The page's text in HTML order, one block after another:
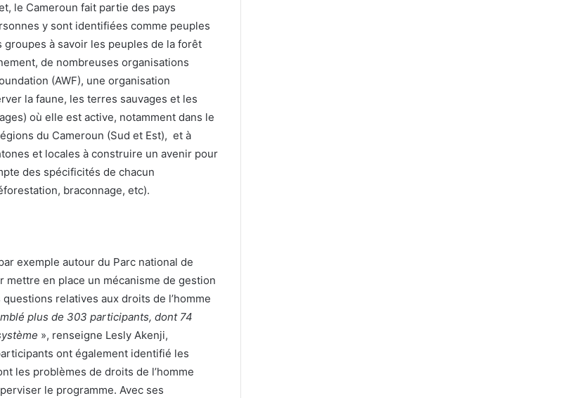
le Cameroun fait partie des pays
y sont identifiées comme peuples
à savoir les peuples de la forêt
de nombreuses organisations
(AWF), une organisation
la faune, les terres sauvages et les
où elle est active, notamment dans le
du Cameroun (Sud et Est), et à
et locales à construire un avenir pour
des spécificités de chacun
braconnage, etc).
exemple autour du Parc national de
mettre en place un mécanisme de gestion
relatives aux droits de l’homme
plus de 303 participants, dont 74
», renseigne Lesly Akenji,
ont également identifié les
les problèmes de droits de l’homme
le programme. Avec ses